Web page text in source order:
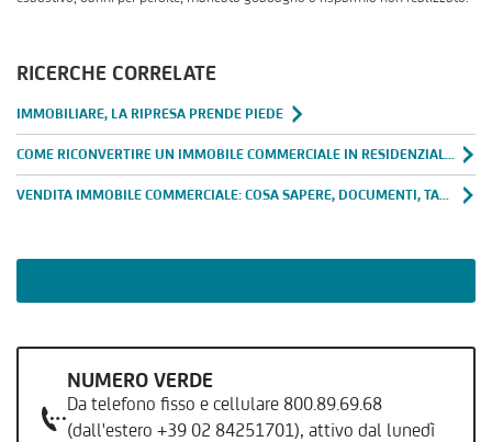
RICERCHE CORRELATE
IMMOBILIARE, LA RIPRESA PRENDE PIEDE
COME RICONVERTIRE UN IMMOBILE COMMERCIALE IN RESIDENZIALE: GUIDA COMPLETA
VENDITA IMMOBILE COMMERCIALE: COSA SAPERE, DOCUMENTI, TASSE, PLUSVALENZE
NUMERO VERDE
Da telefono fisso e cellulare 800.89.69.68
(dall'estero +39 02 84251701), attivo dal lunedì